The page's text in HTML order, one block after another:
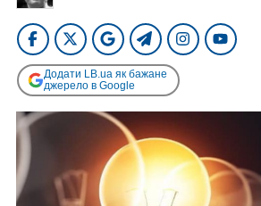
Додати LB.ua як бажане
джерело в Google